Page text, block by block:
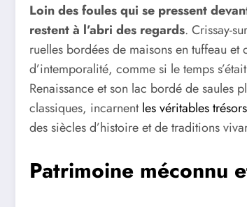
Loin des foules qui se pressent
restent à l’abri des regards. Crissay-
ruelles bordées de maisons en tuffeau
d’intemporalité, comme si le temps
Renaissance et son lac bordé de saules
classiques, incarnentles véritables
des siècles d’histoire et de traditions
Patrimoine méconnu